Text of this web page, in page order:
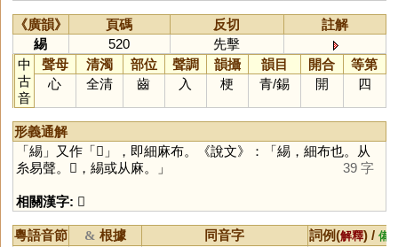
《廣韻》 頁碼 反切
註解
緆
520
先擊
中
古
音
聲母 清濁 部位 聲調 韻攝 韻目 開合
等第
心
全清 齒 入 梗 青/錫 開 四
形義通解
「緆」又作「𪎥 」，即細麻布。《說文》：「緆，細布也。从
糸易聲。𪎥，緆或从麻。」
39 字
相關漢字: 𪎥
粵語音節 & 根據 同音字 詞例(解釋) / 備